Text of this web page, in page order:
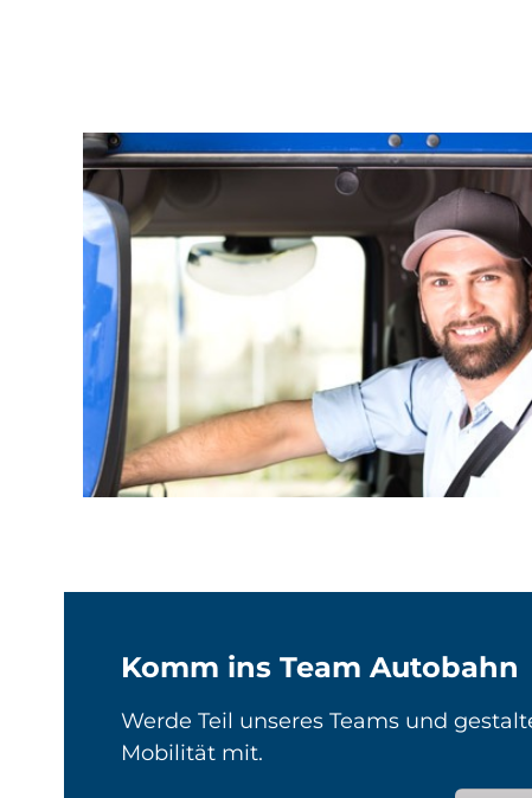
Komm ins Team Autobahn
Werde Teil unseres Teams und
Mobilität mit.